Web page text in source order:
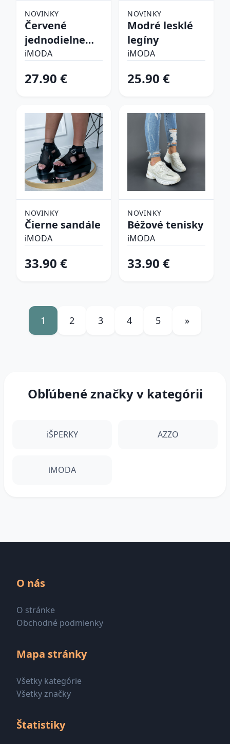
NOVINKY
Červené
jednodielne
plavky
iMODA
27.90 €
NOVINKY
Modré lesklé
legíny
iMODA
25.90 €
NOVINKY
Čierne sandále
iMODA
33.90 €
NOVINKY
Béžové tenisky
iMODA
33.90 €
1 2 3 4 5 »
Obľúbené značky v kategórii
iŠPERKY AZZO
iMODA
O nás
O stránke
Obchodné podmienky
Mapa stránky
Všetky kategórie
Všetky značky
Štatistiky